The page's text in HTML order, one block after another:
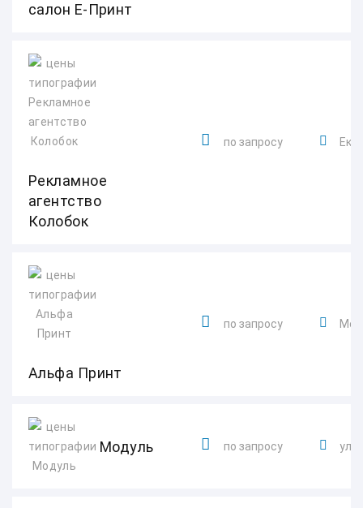
салон Е-Принт
Рекламное
агентство
Колобок
по запросу
Альфа Принт
по запросу
Модуль по запросу ул.